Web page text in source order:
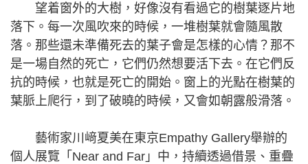
望着窗外的大樹，好像沒有看過它的樹葉逐片地
落下。每一次風吹來的時候，一堆樹葉就會隨風散
落。那些還未準備死去的葉子會是怎樣的心情？那不
是一場自然的死亡，它們仍然想要活下去。在它們反
抗的時候，也就是死亡的開始。窗上的光點在樹葉的
葉脈上爬行，到了破曉的時候，又會如朝露般滑落。
藝術家川﨑夏美在東京Empathy Gallery舉辦的
個人展覽「Near and Far」中，持續透過借景、重疊